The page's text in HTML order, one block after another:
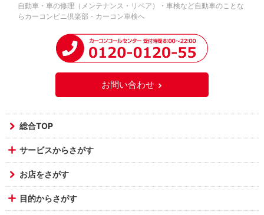
自動車・車の修理（メンテナンス・リペア）・車検など自動車のことな
らカーコンビニ倶楽部・カーコン車検へ
お問い合わせ
総合TOP
サービスからさがす
お店をさがす
目的からさがす